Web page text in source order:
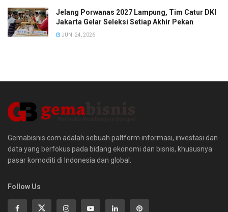
Jelang Porwanas 2027 Lampung, Tim Catur DKI
Jakarta Gelar Seleksi Setiap Akhir Pekan
JUNI 24, 2026
Gemabisnis.com adalah sebuah paltform informasi, investasi dan
data yang berfokus pada bidang ekonomi dan bisnis, khususnya
pasar komoditi di Indonesia dan global.
Follow Us